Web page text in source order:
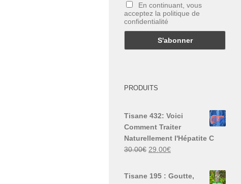
En continuant, vous
acceptez la politique de
confidentialité
PRODUITS
Tisane 432: Voici
Comment Traiter
Naturellement l'Hépatite C
30.00€ Le
29.00€Le
Tisane 195 : Goutte,